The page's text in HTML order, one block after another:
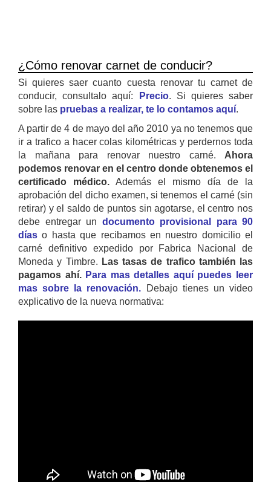
¿Cómo renovar carnet de conducir?
Si quieres saer cuanto cuesta renovar tu carnet de
conducir, consultalo aquí:
Precio. Si quieres saber
sobre las pruebas a realizar, te lo contamos aquí.
A partir de 4 de mayo del año 2010 ya no tenemos que
ir a trafico a hacer colas kilométricas y perdernos toda
la mañana para renovar nuestro carné. Ahora
podemos renovar en el centro donde obtenemos el
certificado médico. Además el mismo día de la
aprobación del dicho examen, si tenemos el carné (sin
retirar) y el saldo de puntos sin agotarse, el centro nos
debe entregar un documento provisional para 90
días o hasta que recibamos en nuestro domicilio el
carné definitivo expedido por Fabrica Nacional de
Moneda y Timbre. Las tasas de trafico también las
pagamos ahí. Para mas detalles aquí puedes leer
mas sobre la renovación. Debajo tienes un video
explicativo de la nueva normativa: